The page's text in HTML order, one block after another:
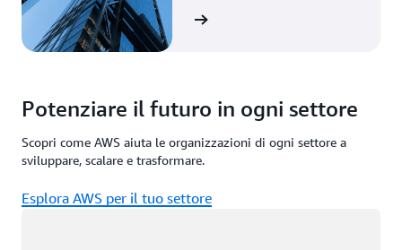
Guarda la storia
Potenziare il futuro in ogni settore
Scopri come AWS aiuta le organizzazioni di ogni settore a
sviluppare, scalare e trasformare.
Esplora AWS per il tuo settore